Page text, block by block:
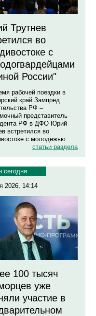
Трутнев
во
с
России"
рабочей поездки в
край Зампред
РФ –
представитель
РФ в ДФО Юрий
встретился во
с молодежью.
статьи раздела
сегодня
2026, 14:14
100 тысяч
уже
участие в